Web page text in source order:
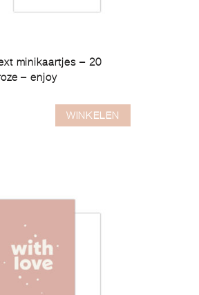
minikaartjes – 20
– enjoy
WINKELEN